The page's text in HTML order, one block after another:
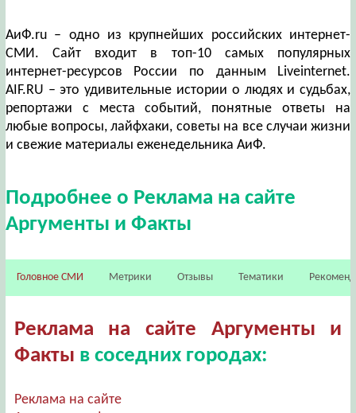
АиФ.ru – одно из крупнейших российских интернет-
СМИ. Сайт входит в топ-10 самых популярных
интернет-ресурсов России по данным Liveinternet.
AIF.RU – это удивительные истории о людях и судьбах,
репортажи с места событий, понятные ответы на
любые вопросы, лайфхаки, советы на все случаи жизни
и свежие материалы еженедельника АиФ.
Подробнее о Реклама на сайте
Аргументы и Факты
Головное СМИ Метрики Отзывы Тематики
Реклама на сайте Аргументы и
Факты в соседних городах:
Реклама на сайте